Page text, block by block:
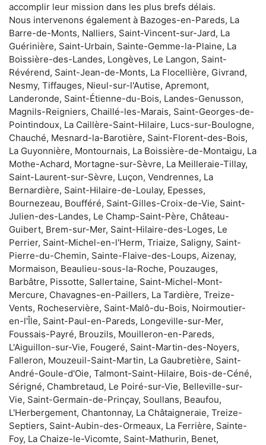
accomplir leur mission dans les plus brefs délais.
Nous intervenons également à Bazoges-en-Pareds, La
Barre-de-Monts, Nalliers, Saint-Vincent-sur-Jard, La
Guérinière, Saint-Urbain, Sainte-Gemme-la-Plaine, La
Boissière-des-Landes, Longèves, Le Langon, Saint-
Révérend, Saint-Jean-de-Monts, La Flocellière, Givrand,
Nesmy, Tiffauges, Nieul-sur-l'Autise, Apremont,
Landeronde, Saint-Étienne-du-Bois, Landes-Genusson,
Magnils-Reigniers, Chaillé-les-Marais, Saint-Georges-de-
Pointindoux, La Caillère-Saint-Hilaire, Lucs-sur-Boulogne,
Chauché, Mesnard-la-Barotière, Saint-Florent-des-Bois,
La Guyonnière, Montournais, La Boissière-de-Montaigu, La
Mothe-Achard, Mortagne-sur-Sèvre, La Meilleraie-Tillay,
Saint-Laurent-sur-Sèvre, Luçon, Vendrennes, La
Bernardière, Saint-Hilaire-de-Loulay, Epesses,
Bournezeau, Boufféré, Saint-Gilles-Croix-de-Vie, Saint-
Julien-des-Landes, Le Champ-Saint-Père, Château-
Guibert, Brem-sur-Mer, Saint-Hilaire-des-Loges, Le
Perrier, Saint-Michel-en-l'Herm, Triaize, Saligny, Saint-
Pierre-du-Chemin, Sainte-Flaive-des-Loups, Aizenay,
Mormaison, Beaulieu-sous-la-Roche, Pouzauges,
Barbâtre, Pissotte, Sallertaine, Saint-Michel-Mont-
Mercure, Chavagnes-en-Paillers, La Tardière, Treize-
Vents, Rocheservière, Saint-Malô-du-Bois, Noirmoutier-
en-l'Île, Saint-Paul-en-Pareds, Longeville-sur-Mer,
Foussais-Payré, Brouzils, Mouilleron-en-Pareds,
L'Aiguillon-sur-Vie, Fougeré, Saint-Martin-des-Noyers,
Falleron, Mouzeuil-Saint-Martin, La Gaubretière, Saint-
André-Goule-d'Oie, Talmont-Saint-Hilaire, Bois-de-Céné,
Sérigné, Chambretaud, Le Poiré-sur-Vie, Belleville-sur-
Vie, Saint-Germain-de-Prinçay, Soullans, Beaufou,
L'Herbergement, Chantonnay, La Châtaigneraie, Treize-
Septiers, Saint-Aubin-des-Ormeaux, La Ferrière, Sainte-
Foy, La Chaize-le-Vicomte, Saint-Mathurin, Benet,